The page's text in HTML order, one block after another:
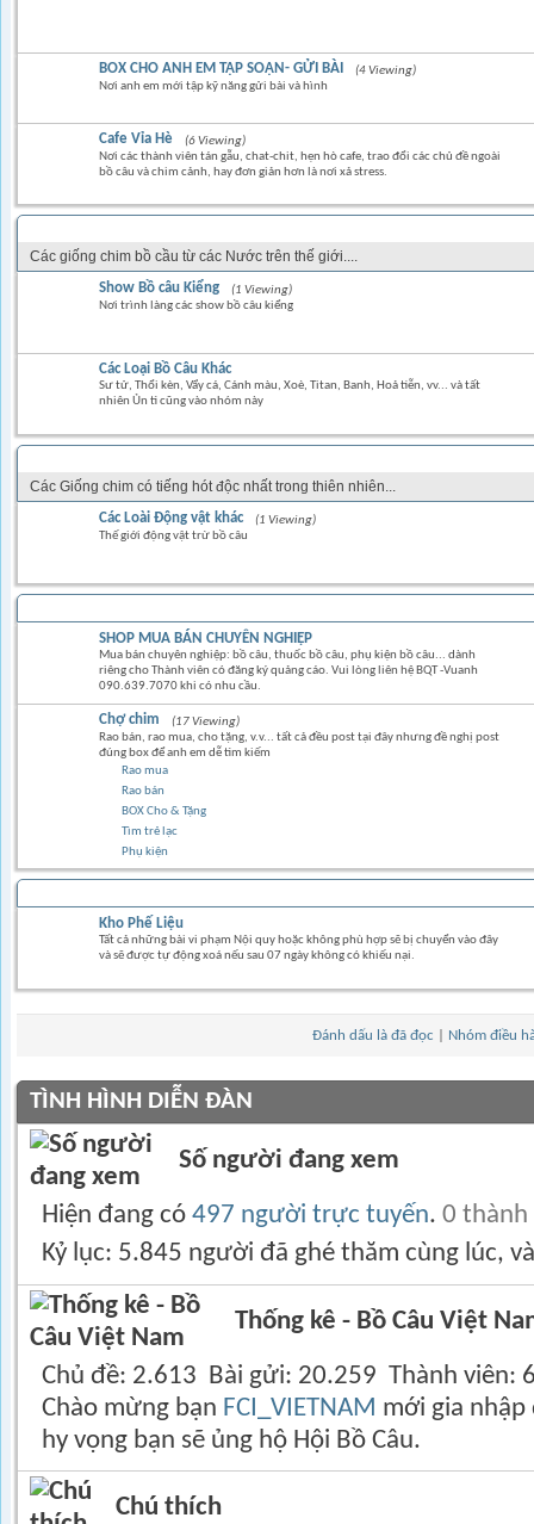
BOX CHO ANH EM TẬP SOẠN- GỬI BÀI
(4 Viewing)
Nơi anh em mới tập kỹ năng gửi bài và hình
Cafe Vỉa Hè
(6 Viewing)
Nơi các thành viên tán gẫu, chat-chit, hẹn hò cafe, trao đổi các chủ đề ngoài
bồ câu và chim cảnh, hay đơn giản hơn là nơi xả stress.
Các giống chim bồ cầu từ các Nước trên thế giới....
Show Bồ câu Kiểng
(1 Viewing)
Nơi trình làng các show bồ câu kiểng
Các Loại Bồ Câu Khác
Sư tử, Thổi kèn, Vẩy cá, Cánh màu, Xoè, Titan, Banh, Hoả tiễn, vv... và tất
nhiên Ủn tì cũng vào nhóm này
Các Giống chim có tiếng hót độc nhất trong thiên nhiên...
Các Loài Động vật khác
(1 Viewing)
Thế giới động vật trừ bồ câu
SHOP MUA BÁN CHUYÊN NGHIỆP
Mua bán chuyên nghiệp: bồ câu, thuốc bồ câu, phụ kiện bồ câu... dành
riêng cho Thành viên có đăng ký quảng cáo. Vui lòng liên hệ BQT -Vuanh
090.639.7070 khi có nhu cầu.
Chợ chim
(17 Viewing)
Rao bán, rao mua, cho tặng, v.v... tất cả đều post tại đây nhưng đề nghị post
đúng box để anh em dễ tìm kiếm
Rao mua
Rao bán
BOX Cho & Tặng
Tìm trẻ lạc
Phụ kiện
Kho Phế Liệu
Tất cả những bài vi phạm Nội quy hoặc không phù hợp sẽ bị chuyển vào đây
và sẽ được tự động xoá nếu sau 07 ngày không có khiếu nại.
Đánh dấu là đã đọc Nhóm điều
TÌNH HÌNH DIỄN ĐÀN
Số người đang xem
Hiện đang có 497 người trực tuyến. 0 thành
Kỷ lục: 5.845 người đã ghé thăm cùng lúc,
Thống kê - Bồ Câu Việt
Chủ đề 2.613 Bài gửi 20.259 Thành viên
Chào mừng bạn FCI_VIETNAM mới gia nhập
hy vọng bạn sẽ ủng hộ Hội Bồ Câu.
Chú thích